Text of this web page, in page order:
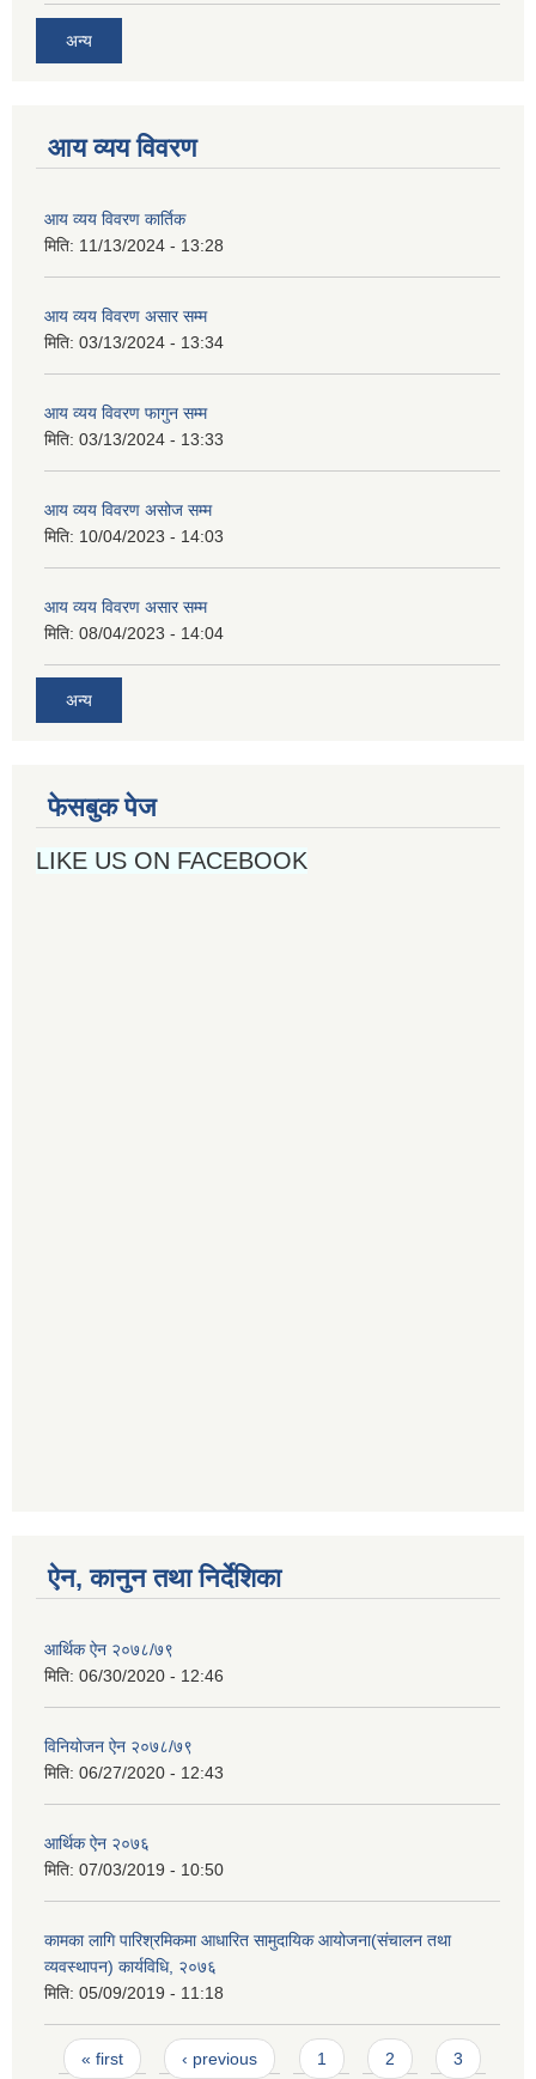
अन्य
आय व्यय विवरण
आय व्यय विवरण कार्तिक
मिति: 11/13/2024 - 13:28
आय व्यय विवरण असार सम्म
मिति: 03/13/2024 - 13:34
आय व्यय विवरण फागुन सम्म
मिति: 03/13/2024 - 13:33
आय व्यय विवरण असोज सम्म
मिति: 10/04/2023 - 14:03
आय व्यय विवरण असार सम्म
मिति: 08/04/2023 - 14:04
अन्य
फेसबुक पेज
LIKE US ON FACEBOOK
ऐन, कानुन तथा निर्देशिका
आर्थिक ऐन २०७८/७९
मिति: 06/30/2020 - 12:46
विनियोजन ऐन २०७८/७९
मिति: 06/27/2020 - 12:43
आर्थिक ऐन २०७६
मिति: 07/03/2019 - 10:50
कामका लागि पारिश्रमिकमा आधारित सामुदायिक आयोजना(संचालन तथा
व्यवस्थापन) कार्यविधि, २०७६
मिति: 05/09/2019 - 11:18
Pages
« first ‹ previous 1 2 3